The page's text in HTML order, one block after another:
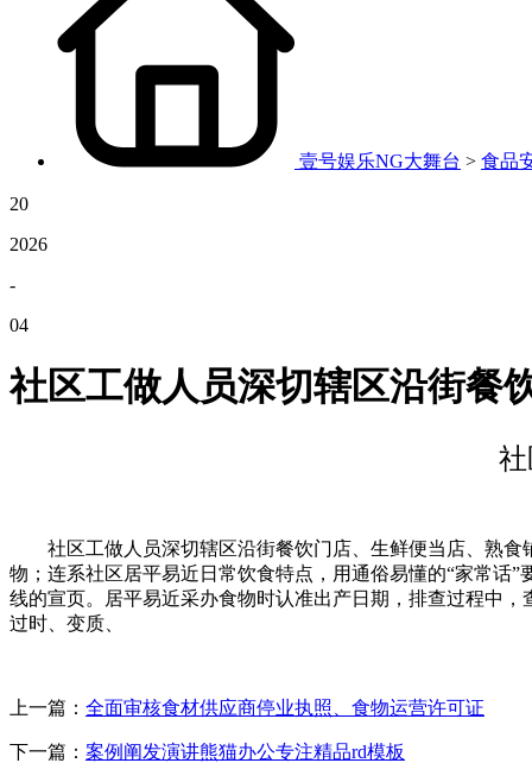
壹号娱乐NG大舞台 > 食品
20
2026
-
04
社区工做人员深切辖区沿街餐
社区工做人员深切辖区沿街餐饮门店、生鲜便当店、熟食
物；连系社区居平易近日常饮食特点，用通俗易懂的“家常话
线的宣页。居平易近采办食物时认准出产日期，排查过程中
过时、变质、
上一篇： 全面审核食材供应商停业执照、食物运营许可证
下一篇： 案例阐发演讲熊猫办公专注精品rd模板